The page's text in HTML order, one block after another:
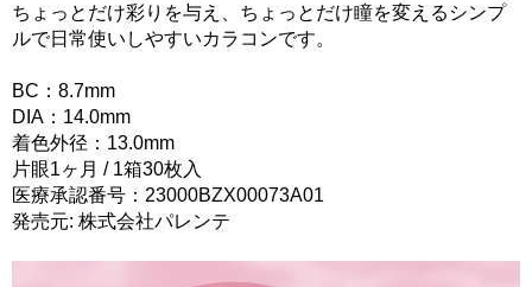
ちょっとだけ彩りを与え、ちょっとだけ瞳を変えるシンプ
ルで日常使いしやすいカラコンです。
BC：8.7mm
DIA：14.0mm
着色外径：13.0mm
片眼1ヶ月 / 1箱30枚入
医療承認番号：23000BZX00073A01
発売元: 株式会社パレンテ